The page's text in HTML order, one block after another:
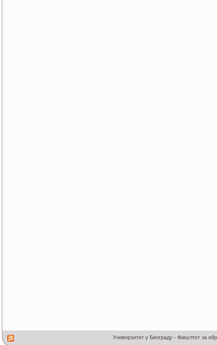
Универзитет у Београду - Факултет за